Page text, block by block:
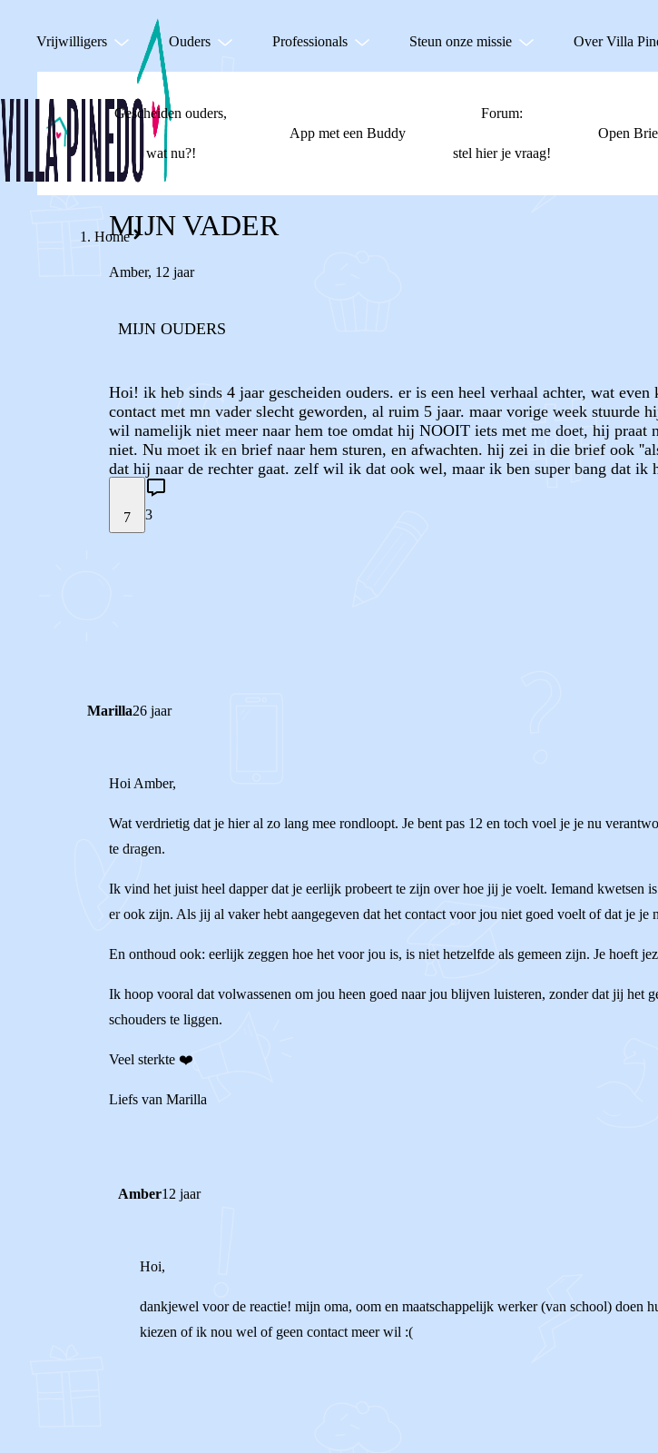
Vrijwilligers Ouders Professionals Steun onze missie Over Villa
Gescheiden ouders,
wat nu?!
App met een Buddy
Forum:
stel hier je vraag!
Open
Home
MIJN VADER
Amber, 12 jaar
MIJN OUDERS
Hoi! ik heb sinds 4 jaar gescheiden ouders. er is een heel verhaal achter, wat
contact met mn vader slecht geworden, al ruim 5 jaar. maar vorige week stuurde
wil namelijk niet meer naar hem toe omdat hij NOOIT iets met me doet, hij praat
niet. Nu moet ik en brief naar hem sturen, en afwachten. hij zei in die brief ook
dat hij naar de rechter gaat. zelf wil ik dat ook wel, maar ik ben super bang dat ik
7 3
Marilla26 jaar
Hoi Amber,
Wat verdrietig dat je hier al zo lang mee rondloopt. Je bent pas 12 en toch voel je je nu
te dragen.
Ik vind het juist heel dapper dat je eerlijk probeert te zijn over hoe jij je voelt. Iemand kwetsen
er ook zijn. Als jij al vaker hebt aangegeven dat het contact voor jou niet goed voelt of dat je je
En onthoud ook: eerlijk zeggen hoe het voor jou is, is niet hetzelfde als gemeen zijn. Je hoeft
Ik hoop vooral dat volwassenen om jou heen goed naar jou blijven luisteren, zonder dat jij
schouders te liggen.
Veel sterkte ❤️
Liefs van Marilla
Amber12 jaar
Hoi,
dankjewel voor de reactie! mijn oma, oom en maatschappelijk werker (van school) doen
kiezen of ik nou wel of geen contact meer wil :(